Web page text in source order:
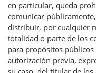
en particular, queda
comunicar
distribuir, por cualquier
totalidad o parte de los
para propósitos públicos
autorización previa,